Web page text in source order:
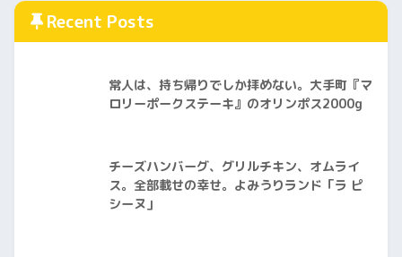
Recent Posts
常人は、持ち帰りでしか拝めない。大手町『マ
ロリーポークステーキ』のオリンポス2000g
チーズハンバーグ、グリルチキン、オムライ
ス。全部載せの幸せ。よみうりランド「ラ ピ
シーヌ」